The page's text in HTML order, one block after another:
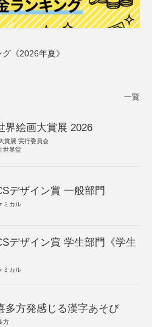
《2026年夏》
一覧
界絵画大賞展 2026
賞展 実行委員会
世界堂
デザイン賞 一般部門
ミカル
デザイン賞 学生部門《学生
ミカル
多方発感じる漢字あそび
方